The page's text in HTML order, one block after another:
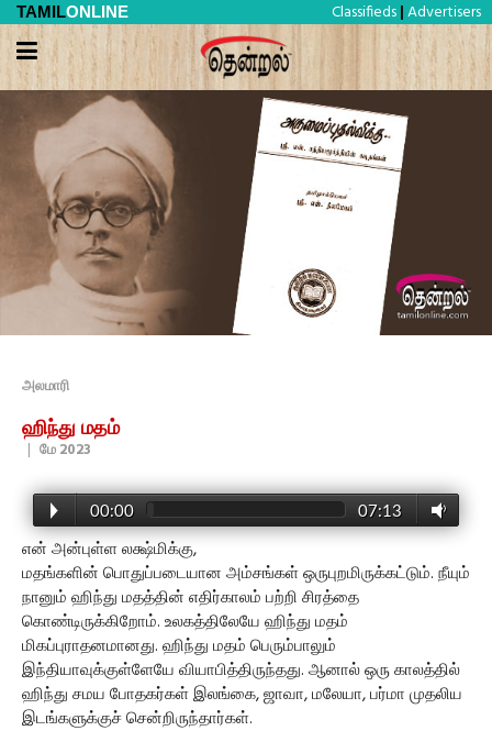
TAMILONLINE Classifieds | Advertisers
அலமாரி
ஹிந்து மதம்
| மே 2023
00:00 07:13
என் அன்புள்ள லக்ஷ்மிக்கு,
மதங்களின் பொதுப்படையான அம்சங்கள் ஒருபுறமிருக்கட்டும். நீயும்
நானும் ஹிந்து மதத்தின் எதிர்காலம் பற்றி சிரத்தை
கொண்டிருக்கிறோம். உலகத்திலேயே ஹிந்து மதம்
மிகப்புராதனமானது. ஹிந்து மதம் பெரும்பாலும்
இந்தியாவுக்குள்ளேயே வியாபித்திருந்தது. ஆனால் ஒரு காலத்தில்
ஹிந்து சமய போதகர்கள் இலங்கை, ஜாவா, மலேயா, பர்மா முதலிய
இடங்களுக்குச் சென்றிருந்தார்கள்.